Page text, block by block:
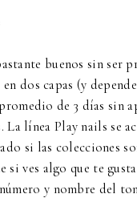
buenos sin ser
dos capas (y
de 3 días sin
La línea Play nails se
si las colecciones
si ves algo que te
y nombre del